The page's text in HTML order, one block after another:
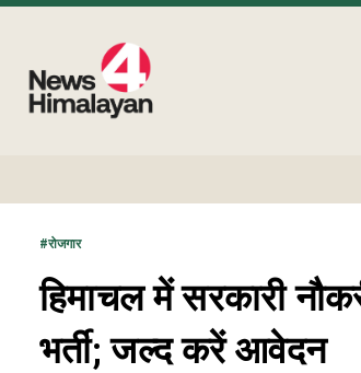
#रोजगार
हिमाचल में सरकारी
भर्ती; जल्द करें आवेदन